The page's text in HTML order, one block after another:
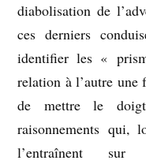
diabolisation de
ces derniers
identifier les «
relation à l’autre
de mettre le
raisonnements qui,
l’entraînent sur